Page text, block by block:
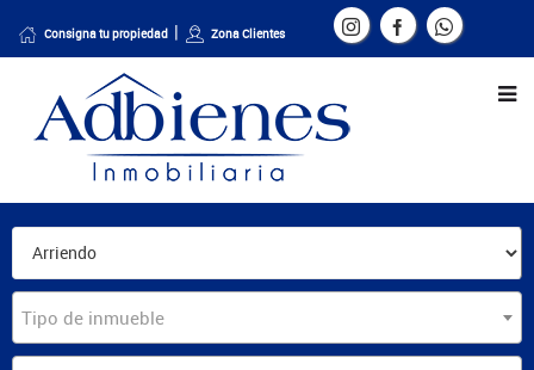
Consigna tu propiedad Zona Clientes
Tipo de inmueble